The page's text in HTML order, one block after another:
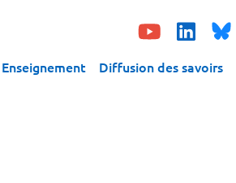
Enseignement Diffusion des savoirs